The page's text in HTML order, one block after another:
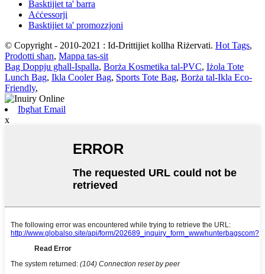
Basktijiet ta' barra
Aċċessorji
Basktijiet ta' promozzjoni
© Copyright - 2010-2021 : Id-Drittijiet kollha Riżervati. Hot Tags,
Prodotti sħan, Mappa tas-sit
Bag Doppju għall-Ispalla, Borża Kosmetika tal-PVC, Iżola Tote
Lunch Bag, Ikla Cooler Bag, Sports Tote Bag, Borża tal-Ikla Eco-
Friendly,
Ibgħat Email
x